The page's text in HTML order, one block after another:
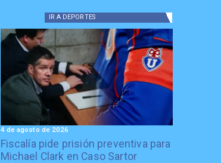
IR A DEPORTES
Fiscalía pide prisión preventiva para
Michael Clark en Caso Sartor
4 de agosto de 2026